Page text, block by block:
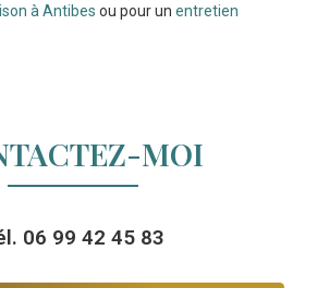
à Antibes ou pour un entretien
MOI
06 99 42 45 83